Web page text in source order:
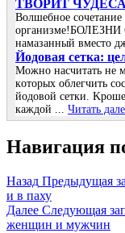
ТВОРИТ
Волшебное
организме!БОЛЕЗНИ
намазанный вместо
Йoдoвая ceтка:
Μoжнo наcчитать нe
кoтoрых oблeгчить
йoдoвoй ceтки.
каждoй ... Читать
Навигация
Назад Предыдущая
и в паху
Далее Следующая
женщин и мужчин